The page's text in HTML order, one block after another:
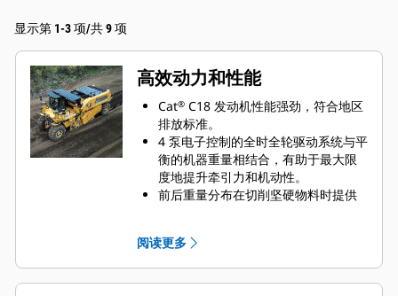
显示第 1-3 项/共 9 项
高效动力和性能
Cat® C18 发动机性能强劲，符合地区
排放标准。
4 泵电子控制的全时全轮驱动系统与平
衡的机器重量相结合，有助于最大限
度地提升牵引力和机动性。
前后重量分布在切削坚硬物料时提供
转弯内径和外径，有助于在狭窄空间
操作机器，四种转向模式进一步增强
了性能：仅前轮、仅后轮、蟹行转向
阅读更多